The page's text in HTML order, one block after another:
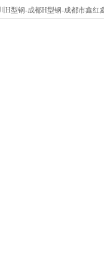
全国
H型钢-成都H型钢-成都市鑫红